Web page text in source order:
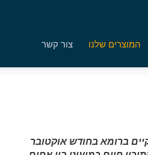
המוצרים שלנו צור קשר
ברומא בחודש אוקטובר